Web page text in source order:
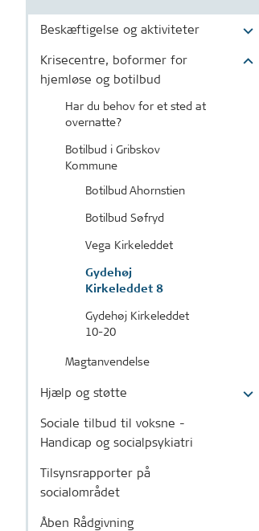
Beskæftigelse og aktiviteter
Krisecentre, boformer for
hjemløse og botilbud
Har du behov for et sted at
overnatte?
Botilbud i Gribskov
Kommune
Botilbud Ahornstien
Botilbud Søfryd
Vega Kirkeleddet
Gydehøj
Kirkeleddet 8
Gydehøj Kirkeleddet
10-20
Magtanvendelse
Hjælp og støtte
Sociale tilbud til voksne -
Handicap og socialpsykiatri
Tilsynsrapporter på
socialområdet
Åben Rådgivning